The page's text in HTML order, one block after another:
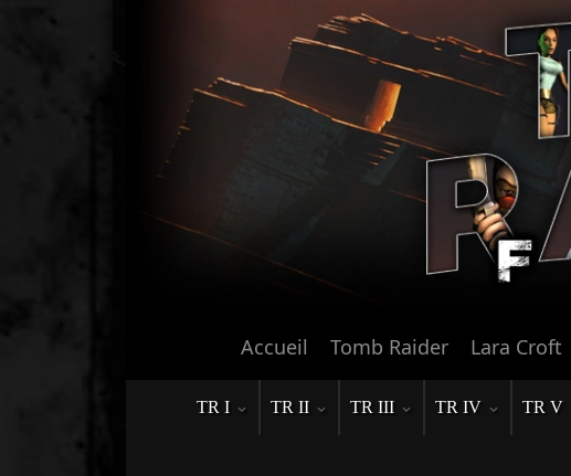
Accueil Tomb Raider Lara Croft
TR I TR II TR III TR IV TR V